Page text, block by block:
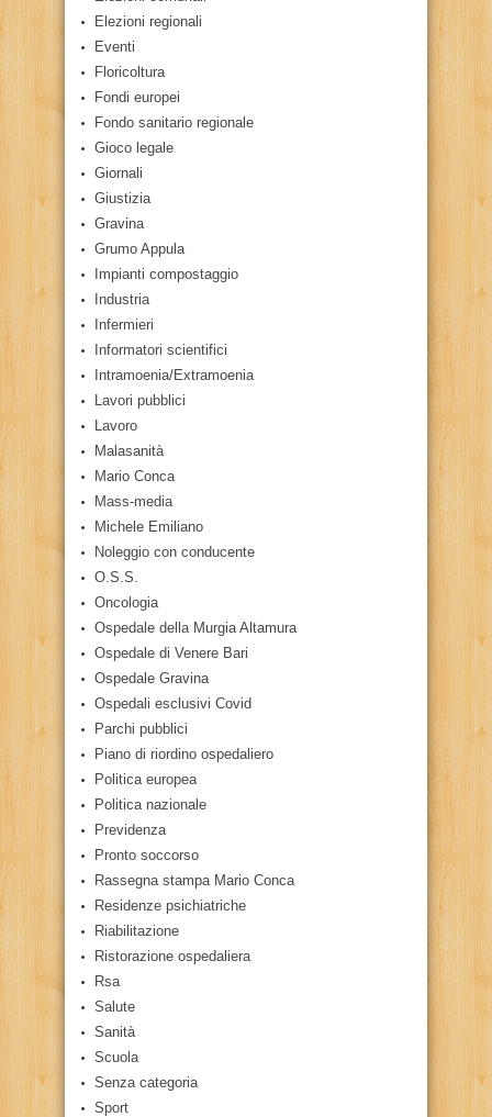
Elezioni regionali
Eventi
Floricoltura
Fondi europei
Fondo sanitario regionale
Gioco legale
Giornali
Giustizia
Gravina
Grumo Appula
Impianti compostaggio
Industria
Infermieri
Informatori scientifici
Intramoenia/Extramoenia
Lavori pubblici
Lavoro
Malasanità
Mario Conca
Mass-media
Michele Emiliano
Noleggio con conducente
O.S.S.
Oncologia
Ospedale della Murgia Altamura
Ospedale di Venere Bari
Ospedale Gravina
Ospedali esclusivi Covid
Parchi pubblici
Piano di riordino ospedaliero
Politica europea
Politica nazionale
Previdenza
Pronto soccorso
Rassegna stampa Mario Conca
Residenze psichiatriche
Riabilitazione
Ristorazione ospedaliera
Rsa
Salute
Sanità
Scuola
Senza categoria
Sport